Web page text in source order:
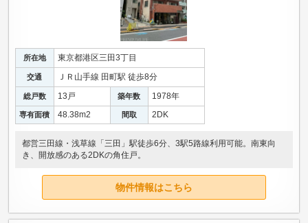
所在地 東京都港区三田3丁目
交通 ＪＲ山手線 田町駅 徒歩8分
総戸数 13戸 築年数 1978年
専有面積 48.38m2 間取 2DK
都営三田線・浅草線「三田」駅徒歩6分、3駅5路線利用可能。南東向
き、開放感のある2DKの角住戸。
物件情報はこちら